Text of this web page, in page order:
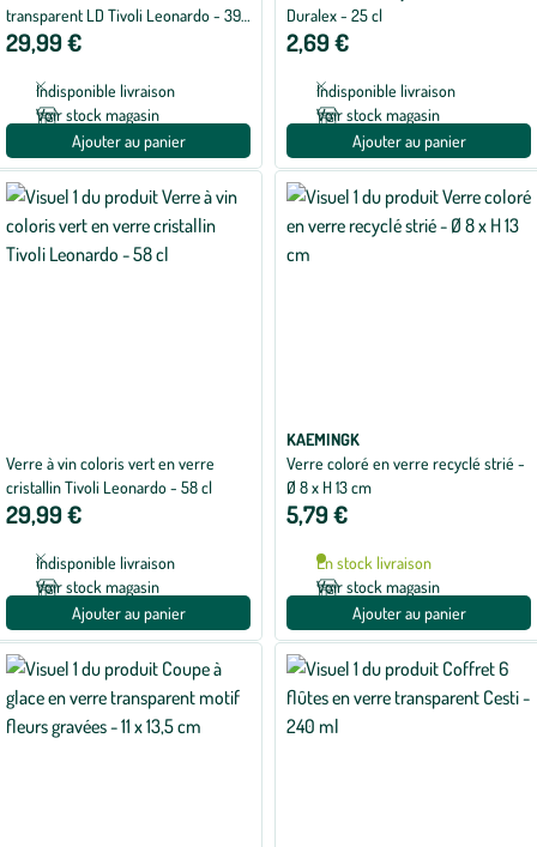
transparent LD Tivoli Leonardo - 39
cl
29,99 €
Indisponible livraison
Voir stock magasin
Ajouter au panier
Duralex - 25 cl
2,69 €
Indisponible livraison
Voir stock magasin
Ajouter au panier
Verre à vin coloris vert en verre
cristallin Tivoli Leonardo - 58 cl
29,99 €
Indisponible livraison
Voir stock magasin
Ajouter au panier
KAEMINGK
Verre coloré en verre recyclé strié -
Ø 8 x H 13 cm
5,79 €
En stock livraison
Voir stock magasin
Ajouter au panier